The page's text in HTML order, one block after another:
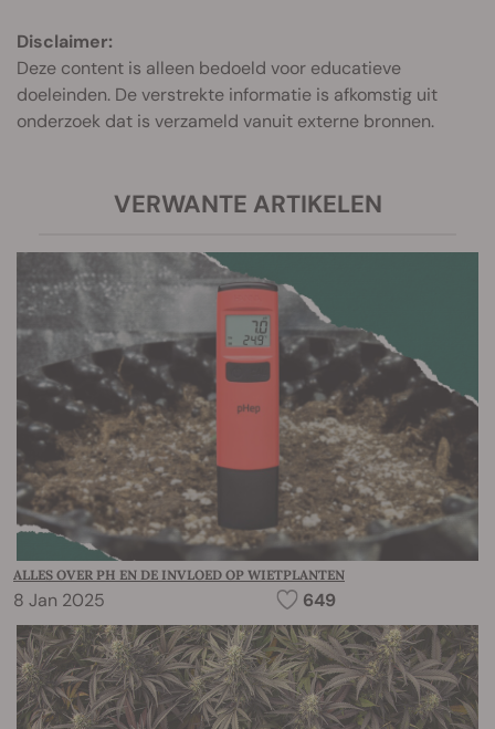
Disclaimer:
Deze content is alleen bedoeld voor educatieve
doeleinden. De verstrekte informatie is afkomstig uit
onderzoek dat is verzameld vanuit externe bronnen.
VERWANTE ARTIKELEN
ALLES OVER PH EN DE INVLOED OP WIETPLANTEN
8 Jan 2025 649